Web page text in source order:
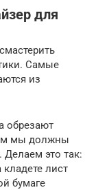
для
Самые
из
обрезают
мы должны
Делаем это так:
лист
бумаге